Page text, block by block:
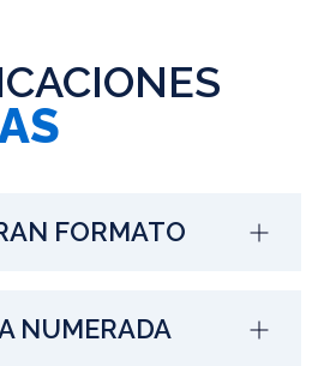
FORMATO
NUMERADA